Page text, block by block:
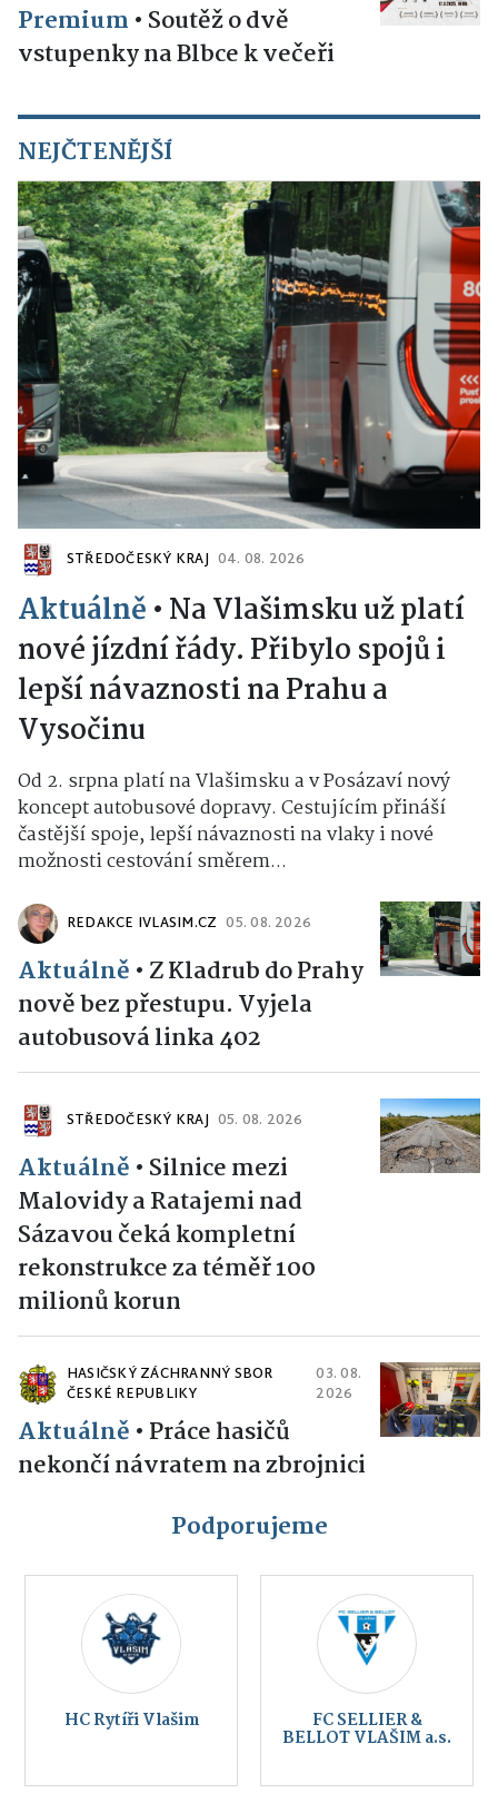
Premium • Soutěž o dvě
vstupenky na Blbce k večeři
NEJČTENĚJŠÍ
STŘEDOČESKÝ KRAJ 04. 08. 2026
Aktuálně • Na Vlašimsku už platí
nové jízdní řády. Přibylo spojů i
lepší návaznosti na Prahu a
Vysočinu
Od 2. srpna platí na Vlašimsku a v Posázaví nový
koncept autobusové dopravy. Cestujícím přináší
častější spoje, lepší návaznosti na vlaky i nové
možnosti cestování směrem...
REDAKCE IVLASIM.CZ 05. 08. 2026
Aktuálně • Z Kladrub do Prahy
nově bez přestupu. Vyjela
autobusová linka 402
STŘEDOČESKÝ KRAJ 05. 08. 2026
Aktuálně • Silnice mezi
Malovidy a Ratajemi nad
Sázavou čeká kompletní
rekonstrukce za téměř 100
milionů korun
HASIČSKÝ ZÁCHRANNÝ SBOR
ČESKÉ REPUBLIKY
03. 08.
2026
Aktuálně • Práce hasičů
nekončí návratem na zbrojnici
Podporujeme
HC Rytíři Vlašim FC SELLIER &
BELLOT VLAŠIM a.s.